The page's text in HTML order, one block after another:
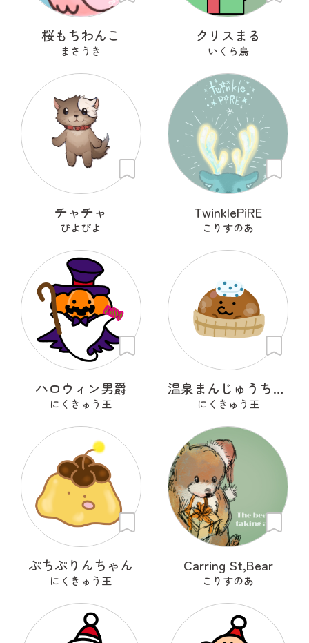
桜もちわんこ
まさうき
クリスまる
いくら鳥
チャチャ
ぴよぴよ
TwinklePiRE
こりすのあ
ハロウィン男爵
にくきゅう王
温泉まんじゅうちゃん
にくきゅう王
ぷちぷりんちゃん
にくきゅう王
Carring St,Bear
こりすのあ